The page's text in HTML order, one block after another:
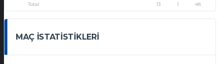
Total 13 1 48
MAÇ İSTATISTIKLERI